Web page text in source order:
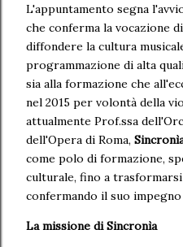
L'appuntamento segna
che conferma la vocazione di
diffondere la cultura
programmazione di alta
sia alla formazione che
nel 2015 per volontà della
attualmente Prof.ssa
dell'Opera di Roma,
come polo di formazione,
culturale, fino a trasformarsi
confermando il suo
La missione di Sincronìa